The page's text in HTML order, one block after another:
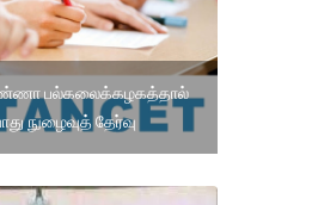
பல்கலைக்கழகத்தால்
நுழைவுத் தேர்வு